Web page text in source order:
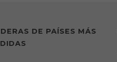
DE PAÍSES MÁS